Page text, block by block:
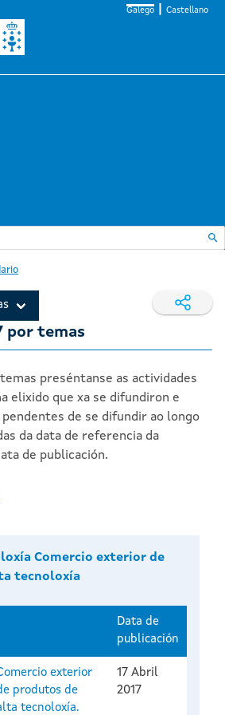
Galego Castellano
por temas
preséntanse as actividades
elixido que xa se difundiron e
de se difundir ao longo
da data de referencia da
de publicación.
Comercio exterior de
tecnoloxía
Data de
publicación
exterior
produtos de
tecnoloxía.
17 Abril
2017